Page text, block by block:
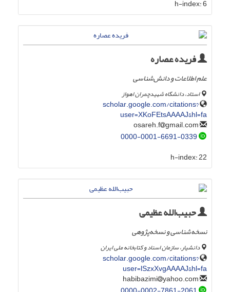
h-index:6
فریده عصاره
علم اطلاعات و دانش‌شناسی
استاد، دانشگاه شهیدچمران اهواز
scholar.google.com/citations?
user=XKoFEtsAAAAJ&hl=fa
gmail.com
0000-0001-6691-0339
h-index:22
حبیب‌الله عظیمی
نسخه‌شناسی و نسخه‌پژوهی
دانشیار، سازمان اسناد و کتابخانه ملی ایران
scholar.google.com/citations?
user=lSzxXvgAAAAJ&hl=fa
yahoo.com